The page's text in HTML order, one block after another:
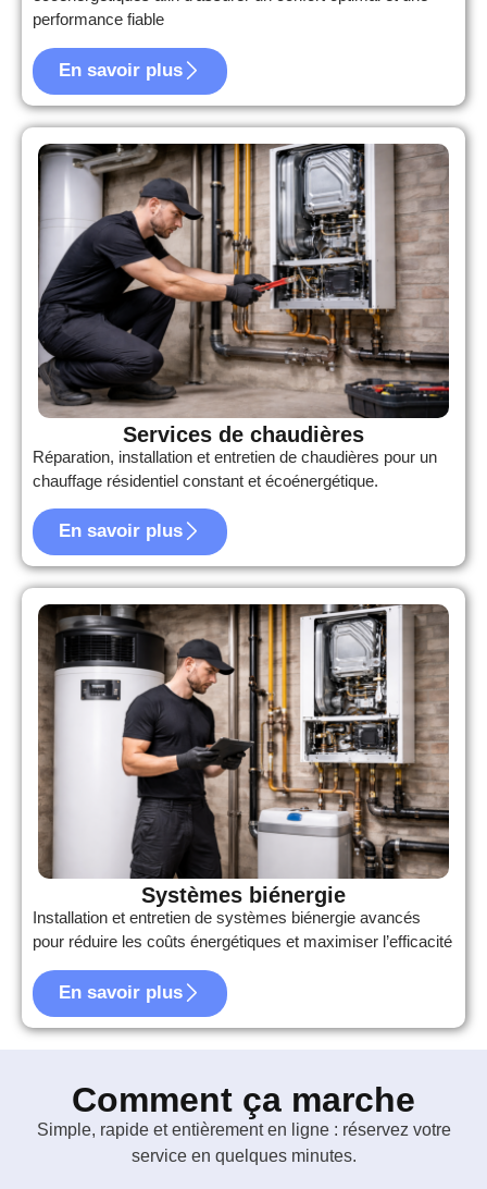
performance fiable
En savoir plus
Services de chaudières
Réparation, installation et entretien de chaudières pour un
chauffage résidentiel constant et écoénergétique.
En savoir plus
Systèmes biénergie
Installation et entretien de systèmes biénergie avancés
pour réduire les coûts énergétiques et maximiser l’efficacité
En savoir plus
Comment ça marche
Simple, rapide et entièrement en ligne : réservez votre
service en quelques minutes.